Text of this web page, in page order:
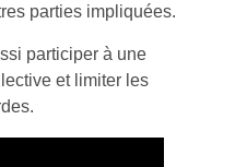
parties impliquées.
participer à une
et limiter les